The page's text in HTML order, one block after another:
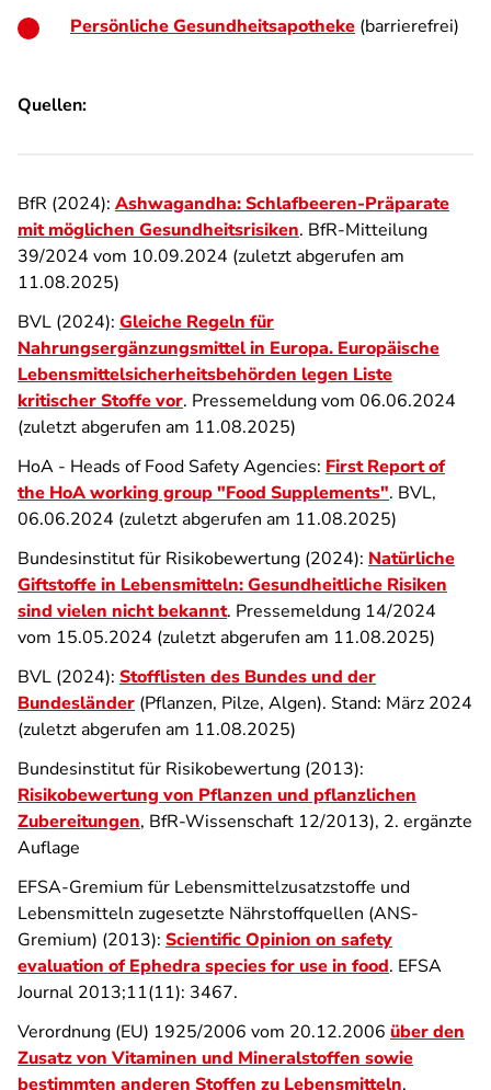
Persönliche Gesundheitsapotheke (barrierefrei)
Quellen:
BfR (2024): Ashwagandha: Schlafbeeren-Präparate
mit möglichen Gesundheitsrisiken. BfR-Mitteilung
39/2024 vom 10.09.2024 (zuletzt abgerufen am
11.08.2025)
BVL (2024): Gleiche Regeln für
Nahrungsergänzungsmittel in Europa. Europäische
Lebensmittelsicherheitsbehörden legen Liste
kritischer Stoffe vor. Pressemeldung vom 06.06.2024
(zuletzt abgerufen am 11.08.2025)
HoA - Heads of Food Safety Agencies: First Report of
the HoA working group "Food Supplements". BVL,
06.06.2024 (zuletzt abgerufen am 11.08.2025)
Bundesinstitut für Risikobewertung (2024): Natürliche
Giftstoffe in Lebensmitteln: Gesundheitliche Risiken
sind vielen nicht bekannt. Pressemeldung 14/2024
vom 15.05.2024 (zuletzt abgerufen am 11.08.2025)
BVL (2024): Stofflisten des Bundes und der
Bundesländer (Pflanzen, Pilze, Algen). Stand: März 2024
(zuletzt abgerufen am 11.08.2025)
Bundesinstitut für Risikobewertung (2013):
Risikobewertung von Pflanzen und pflanzlichen
Zubereitungen, BfR-Wissenschaft 12/2013), 2. ergänzte
Auflage
EFSA-Gremium für Lebensmittelzusatzstoffe und
Lebensmitteln zugesetzte Nährstoffquellen (ANS-
Gremium) (2013): Scientific Opinion on safety
evaluation of Ephedra species for use in food. EFSA
Journal 2013;11(11): 3467.
Verordnung (EU) 1925/2006 vom 20.12.2006 über den
Zusatz von Vitaminen und Mineralstoffen sowie
bestimmten anderen Stoffen zu Lebensmitteln,